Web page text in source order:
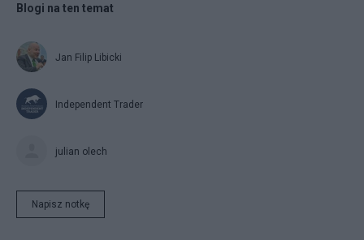
Blogi na ten temat
Jan Filip Libicki
Independent Trader
julian olech
Napisz notkę